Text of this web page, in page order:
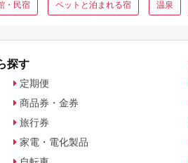
・民宿 ペットと泊まれる宿 温泉
探す
定期便
商品券・金券
旅行券
家電・電化製品